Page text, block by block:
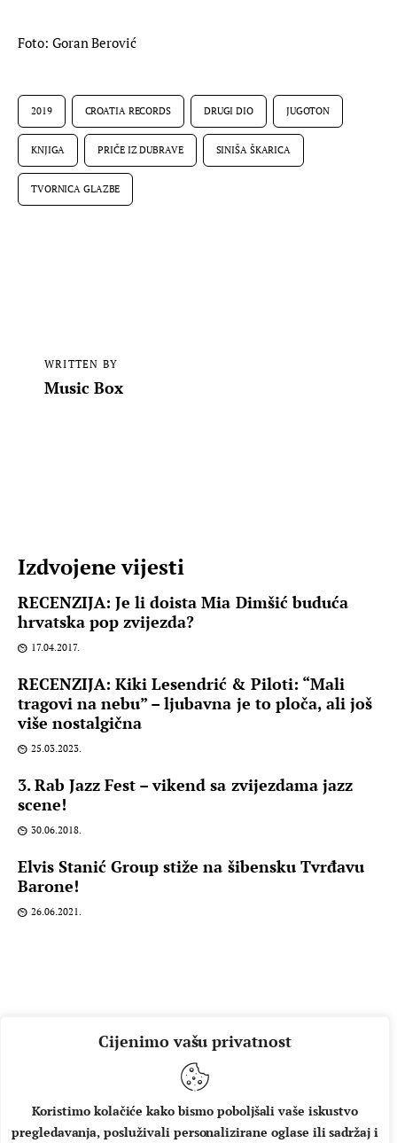
Cijenimo vašu privatnost
Koristimo kolačiće kako bismo poboljšali vaše iskustvo
pregledavanja, posluživali personalizirane oglase ili sadržaj i
Foto: Goran Berović
2019 CROATIA RECORDS DRUGI DIO JUGOTON
KNJIGA PRIČE IZ DUBRAVE SINIŠA ŠKARICA
TVORNICA GLAZBE
WRITTEN BY
Music Box
Izdvojene vijesti
RECENZIJA: Je li doista Mia Dimšić buduća
hrvatska pop zvijezda?
17.04.2017.
RECENZIJA: Kiki Lesendrić & Piloti: “Mali
tragovi na nebu” – ljubavna je to ploča, ali još
više nostalgična
25.03.2023.
3. Rab Jazz Fest – vikend sa zvijezdama jazz
scene!
30.06.2018.
Elvis Stanić Group stiže na šibensku Tvrđavu
Barone!
26.06.2021.
O NAMA IMPRESSUM UVJETI KORIŠTENJA